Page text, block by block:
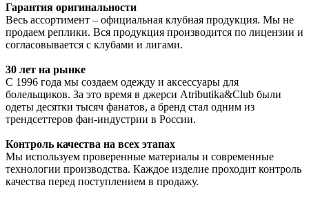
Гарантия оригинальности
Весь ассортимент – официальная клубная продукция. Мы не
продаем реплики. Вся продукция производится по лицензии и
согласовывается с клубами и лигами.
30 лет на рынке
С 1996 года мы создаем одежду и аксессуары для
болельщиков. За это время в джерси Atributika&Club были
одеты десятки тысяч фанатов, а бренд стал одним из
трендсеттеров фан-индустрии в России.
Контроль качества на всех этапах
Мы используем проверенные материалы и современные
технологии производства. Каждое изделие проходит контроль
качества перед поступлением в продажу.